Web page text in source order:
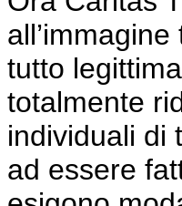
tutto
totalmente
individuali di
ad essere